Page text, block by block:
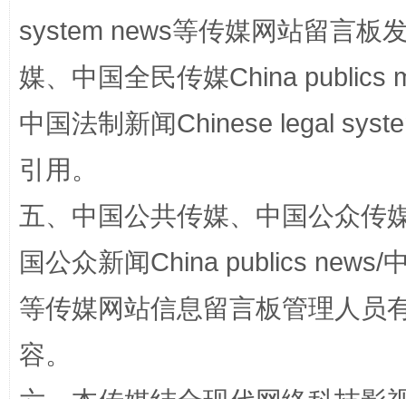
漫山遍野的桃花与雪山、麦地、白藏房 除
system news等传媒网站留言板
媒、中国全民传媒China publics
中国法制新闻Chinese legal
引用。
五、中国公共传媒、中国公众传
国公众新闻China publics news/
等传媒网站信息留言板管理人员
容。